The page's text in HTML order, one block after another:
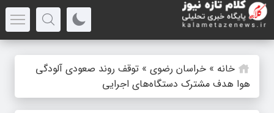
خانه » خراسان رضوی » توقف روند صعودی آلودگی
هوا هدف مشترک دستگاه‌های اجرایی